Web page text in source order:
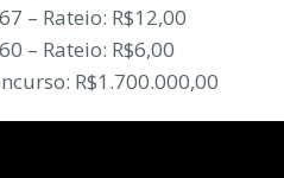
– Rateio: R$12,00
– Rateio: R$6,00
R$1.700.000,00